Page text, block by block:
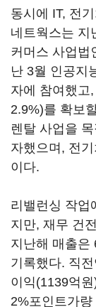
동시에 IT, 전
네트웍스는 지
커머스 사업법
난 3월 인공지
자에 참여했고
2.9%)를 확보
렌탈 사업을
자했으며, 전
이다.
리밸런싱 작업
지만, 재무 건
지난해 매출은
기록했다. 직
이익(1139억
2%포인트가